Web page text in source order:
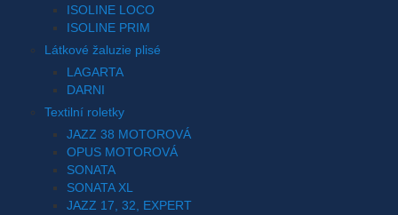
ISOLINE LOCO
ISOLINE PRIM
Látkové žaluzie plisé
LAGARTA
DARNI
Textilní roletky
JAZZ 38 MOTOROVÁ
OPUS MOTOROVÁ
SONATA
SONATA XL
JAZZ 17, 32, EXPERT